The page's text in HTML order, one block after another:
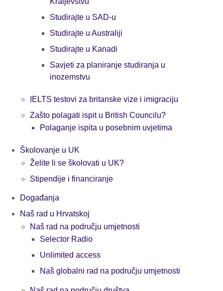
Studirajte u SAD-u
Studirajte u Australiji
Studirajte u Kanadi
Savjeti za planiranje studiranja u
inozemstvu
IELTS testovi za britanske vize i imigraciju
Zašto polagati ispit u British Councilu?
Polaganje ispita u posebnim uvjetima
Školovanje u UK
Želite li se školovati u UK?
Stipendije i financiranje
Događanja
Naš rad u Hrvatskoj
Naš rad na području umjetnosti
Selector Radio
Unlimited access
Naš globalni rad na području umjetnosti